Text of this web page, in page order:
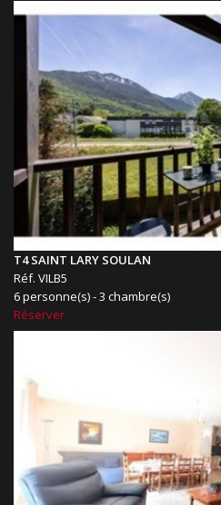
T4 SAINT LARY SOULAN
Réf. VILB5
6 personne(s) - 3 chambre(s)
Réserver